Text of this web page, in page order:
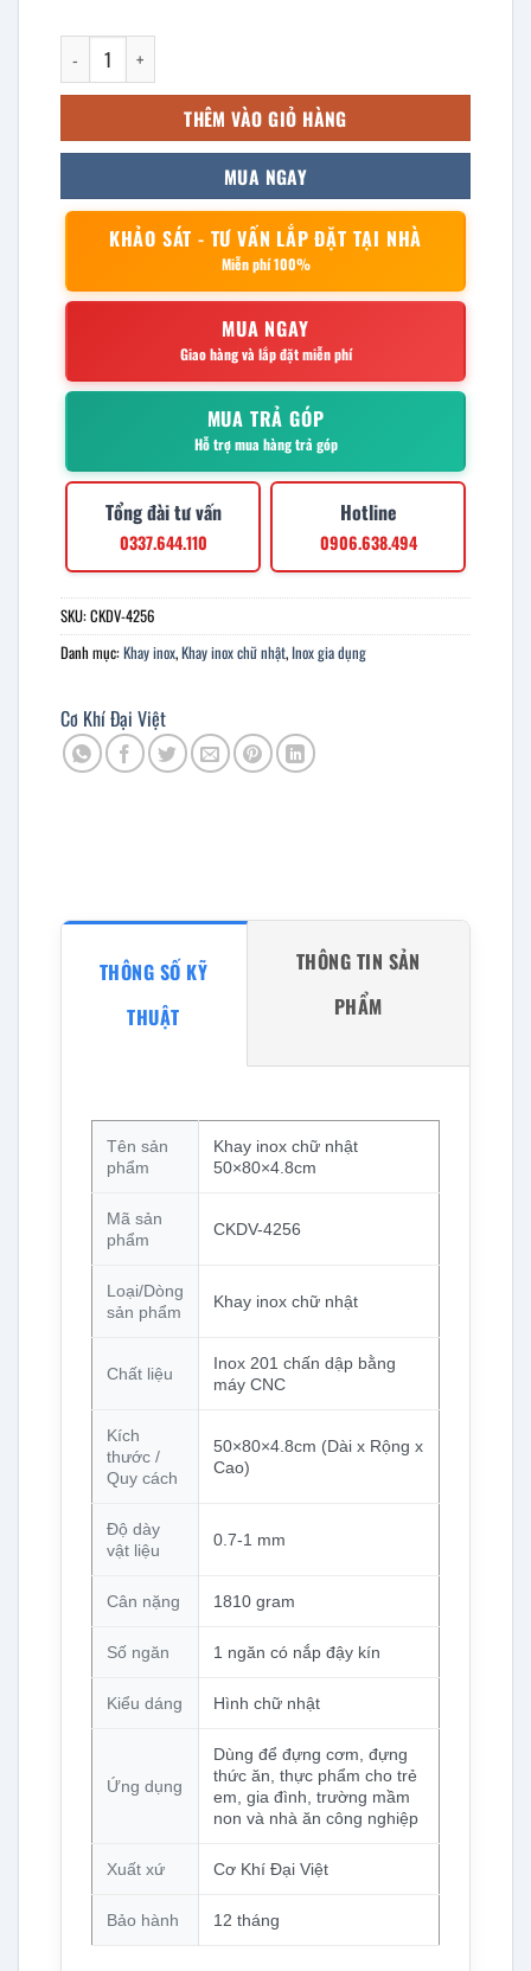
Khay inox chữ nhật 50x80×4.8cm số lượng
THÊM VÀO GIỎ HÀNG
MUA NGAY
KHẢO SÁT - TƯ VẤN LẮP ĐẶT TẠI NHÀ
Miễn phí 100%
MUA NGAY
Giao hàng và lắp đặt miễn phí
MUA TRẢ GÓP
Hỗ trợ mua hàng trả góp
Tổng đài tư vấn
0337.644.110
Hotline
0906.638.494
SKU:CKDV-4256
Danh mục:Khay inox,Khay inox chữ nhật, Inox gia dụng
Cơ Khí Đại Việt
THÔNG SỐ KỸ
THUẬT
THÔNG TIN SẢN
PHẨM
Tên sản
phẩm
Khay inox chữ nhật
50×80×4.8cm
Mã sản
phẩm
CKDV-4256
Loại/Dòng
sản phẩm
Khay inox chữ nhật
Chất liệu
Inox 201 chấn dập bằng
máy CNC
Kích
thước /
Quy cách
50×80×4.8cm (Dài x Rộng x
Cao)
Độ dày
vật liệu
0.7-1 mm
Cân nặng 1810 gram
Số ngăn 1 ngăn có nắp đậy kín
Kiểu dáng Hình chữ nhật
Ứng dụng
Dùng để đựng cơm, đựng
thức ăn, thực phẩm cho trẻ
em, gia đình, trường mầm
non và nhà ăn công nghiệp
Xuất xứ Cơ Khí Đại Việt
Bảo hành 12 tháng